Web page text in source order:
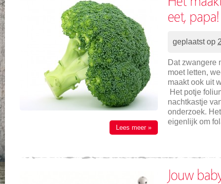
Lees meer »
geplaatst op
Dat zwangere
moet letten,
maakt ook uit
Het potje
nachtkastje
onderzoek.
eigenlijk om